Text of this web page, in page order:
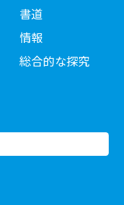
書道
情報
総合的な探究